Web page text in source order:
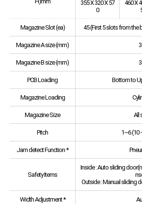
355 X 320 X 57
0
460 X
Magazine Slot (ea) 45 (First 5 slots from
Magazine A size (mm)
Magazine B size (mm)
PCB Loading Bottom to
Magazine Loading
Magazine Size All
Pitch 1~6 (10
Jam detect Function *
Safety Items
Inside : Auto sliding
Outside : Manual sliding
Width Adjustment *